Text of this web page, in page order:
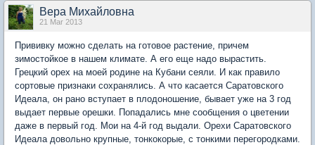
Вера Михайловна
21 Mar 2013
Прививку можно сделать на готовое растение, причем
зимостойкое в нашем климате. А его еще надо вырастить.
Грецкий орех на моей родине на Кубани сеяли. И как правило
сортовые признаки сохранялись. А что касается Саратовского
Идеала, он рано вступает в плодоношение, бывает уже на 3 год
выдает первые орешки. Попадались мне сообщения о цветении
даже в первый год. Мои на 4-й год выдали. Орехи Саратовского
Идеала довольно крупные, тонкокорые, с тонкими перегородками.